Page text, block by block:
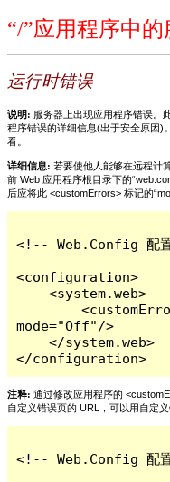
“/”应用程序中的
运行时错误
说明: 服务器上出现应用程序错误。
程序错误的详细信息(出于安全原因)
看。
详细信息: 若要使他人能够在远程计
前 Web 应用程序根目录下的
后应将此 <customErrors> 标记的
<!-- Web.Config 配
<configuration>
    <system.web>
        <customErrors
mode="Off"/>
    </system.web>
</configuration>
注释: 通过修改应用程序的
自定义错误页的 URL，可以用自定
<!-- Web.Config 配